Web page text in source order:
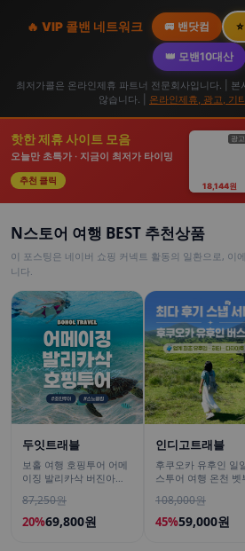
🔥 VIP 콜밴 네트워크 🚐 밴닷컴
👑 모밴10대산
최저가콜은 온라인제휴 파트너 전문회사입니다. |
않습니다. | 온라인제휴, 광고, 기
핫한 제휴 사이트 모음
오늘만 초특가 · 지금이 최저가 타이밍
추천 클릭
광고
18,144원
N스토어 여행 BEST 추천상품
이 포스팅은 네이버 쇼핑 커넥트 활동의 일환으로, 이
니다.
두잇트래블
보홀 여행 호핑투어 어메
이징 발리카삭 버진아일
랍 포함
87,250원
20%69,800원
인디고트래블
후쿠오카 유후인 일
스투어 여행 온천 벳
108,000원
45%59,000원